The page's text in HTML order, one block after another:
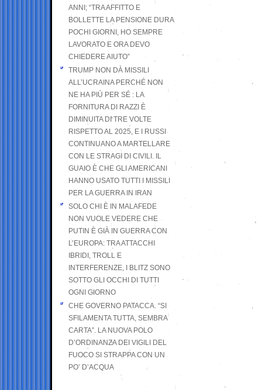
ANNI; “TRA AFFITTO E
BOLLETTE LA PENSIONE DURA
POCHI GIORNI, HO SEMPRE
LAVORATO E ORA DEVO
CHIEDERE AIUTO”
TRUMP NON DÀ MISSILI
ALL’UCRAINA PERCHÉ NON
NE HA PIÙ PER SÉ : LA
FORNITURA DI RAZZI È
DIMINUITA DI TRE VOLTE
RISPETTO AL 2025, E I RUSSI
CONTINUANO A MARTELLARE
CON LE STRAGI DI CIVILI. IL
GUAIO È CHE GLI AMERICANI
HANNO USATO TUTTI I MISSILI
PER LA GUERRA IN IRAN
SOLO CHI È IN MALAFEDE
NON VUOLE VEDERE CHE
PUTIN È GIÀ IN GUERRA CON
L’EUROPA: TRA ATTACCHI
IBRIDI, TROLL E
INTERFERENZE, I BLITZ SONO
SOTTO GLI OCCHI DI TUTTI
OGNI GIORNO
CHE GOVERNO PATACCA. “SI
SFILAMENTA TUTTA, SEMBRA
CARTA”. LA NUOVA POLO
D’ORDINANZA DEI VIGILI DEL
FUOCO SI STRAPPA CON UN
PO’ D’ACQUA